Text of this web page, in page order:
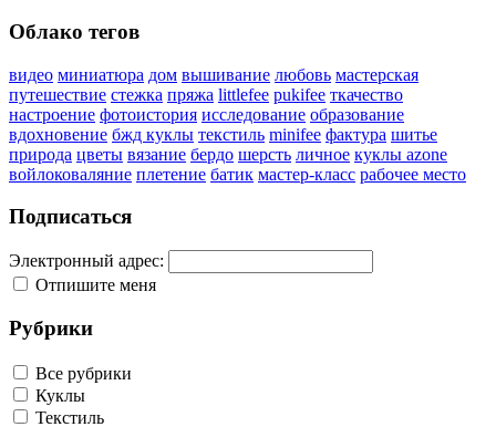
Облако тегов
видео миниатюра дом вышивание любовь мастерская
путешествие стежка пряжа littlefee pukifee ткачество
настроение фотоистория исследование образование
вдохновение бжд куклы текстиль minifee фактура шитье
природа цветы вязание бердо шерсть личное куклы azone
войлоковаляние плетение батик мастер-класс рабочее место
Подписаться
Электронный адрес:
Отпишите меня
Рубрики
Все рубрики
Куклы
Текстиль